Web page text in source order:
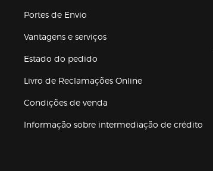
Portes de Envio
Vantagens e serviços
Estado do pedido
Livro de Reclamações Online
Condições de venda
Informação sobre intermediação de crédito